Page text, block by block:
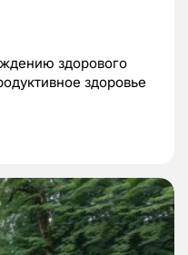
здорового
здоровье